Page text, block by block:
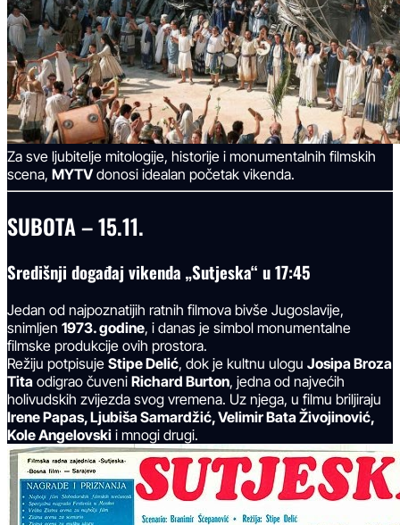
Za sve ljubitelje mitologije, historije i monumentalnih filmskih
scena, MYTVdonosi idealan početak vikenda.
SUBOTA – 15.11.
Središnji događaj vikenda „Sutjeska“ u 17:45
Jedan od najpoznatijih ratnih filmova bivše Jugoslavije,
snimljen 1973. godine, i danas je simbol monumentalne
filmske produkcije ovih prostora.
Režiju potpisuje Stipe Delić, dok je kultnu ulogu Josipa Broza
Tita odigrao čuveni Richard Burton, jedna od najvećih
holivudskih zvijezda svog vremena. Uz njega, u filmu briljiraju
Irene Papas, Ljubiša Samardžić, Velimir Bata Živojinović,
Kole Angelovski i mnogi drugi.